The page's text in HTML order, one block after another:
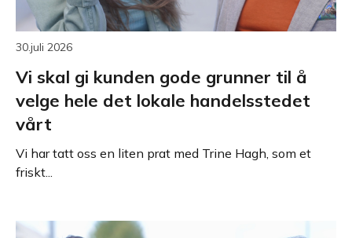
30.juli 2026
Vi skal gi kunden gode grunner til å
velge hele det lokale handelsstedet
vårt
Vi har tatt oss en liten prat med Trine Hagh, som et
friskt...